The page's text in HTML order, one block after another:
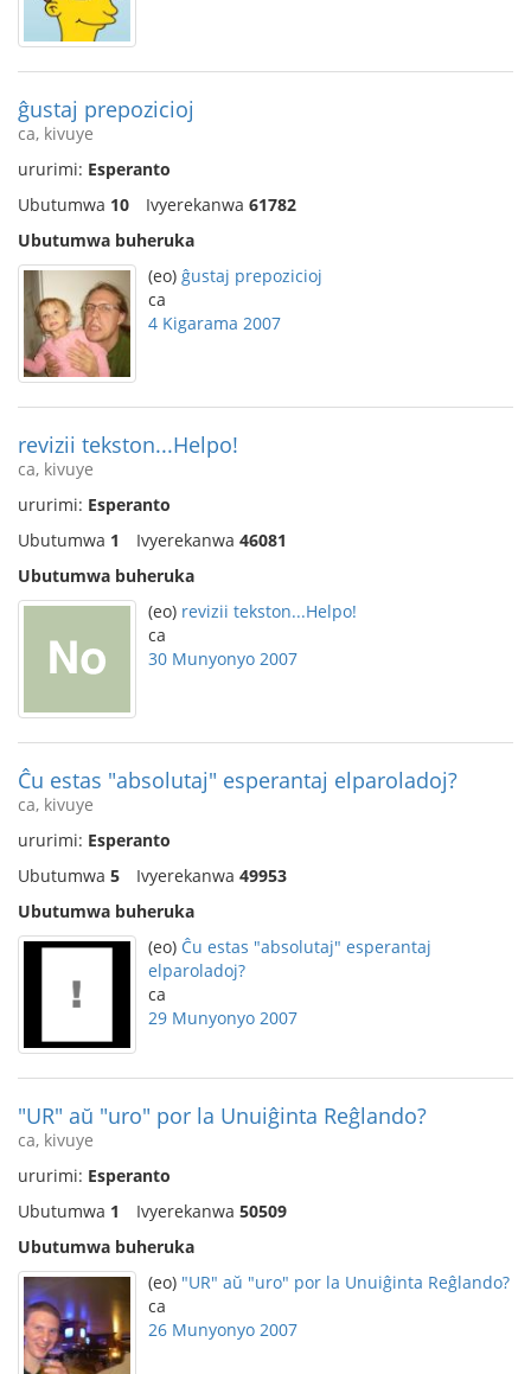
ĝustaj prepozicioj
ca, kivuye
ururimi: Esperanto
Ubutumwa 10 Ivyerekanwa 61782
Ubutumwa buheruka
(eo) ĝustaj prepozicioj
ca
4 Kigarama 2007
revizii tekston...Helpo!
ca, kivuye
ururimi: Esperanto
Ubutumwa 1 Ivyerekanwa 46081
Ubutumwa buheruka
(eo) revizii tekston...Helpo!
ca
30 Munyonyo 2007
Ĉu estas "absolutaj" esperantaj elparoladoj?
ca, kivuye
ururimi: Esperanto
Ubutumwa 5 Ivyerekanwa 49953
Ubutumwa buheruka
(eo) Ĉu estas "absolutaj" esperantaj
elparoladoj?
ca
29 Munyonyo 2007
"UR" aŭ "uro" por la Unuiĝinta Reĝlando?
ca, kivuye
ururimi: Esperanto
Ubutumwa 1 Ivyerekanwa 50509
Ubutumwa buheruka
(eo) "UR" aŭ "uro" por la Unuiĝinta Reĝlando?
ca
26 Munyonyo 2007